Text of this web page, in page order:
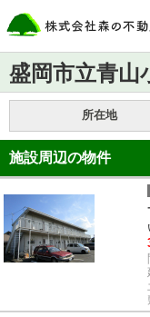
盛岡市立青山
所在地
施設周辺の物件